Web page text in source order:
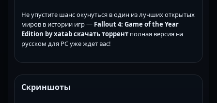
Не упустите шанс окунуться в один из лучших открытых
миров в истории игр — Fallout 4: Game of the Year
Edition by xatab скачать торрент полная версия на
русском для PC уже ждет вас!
Скриншоты